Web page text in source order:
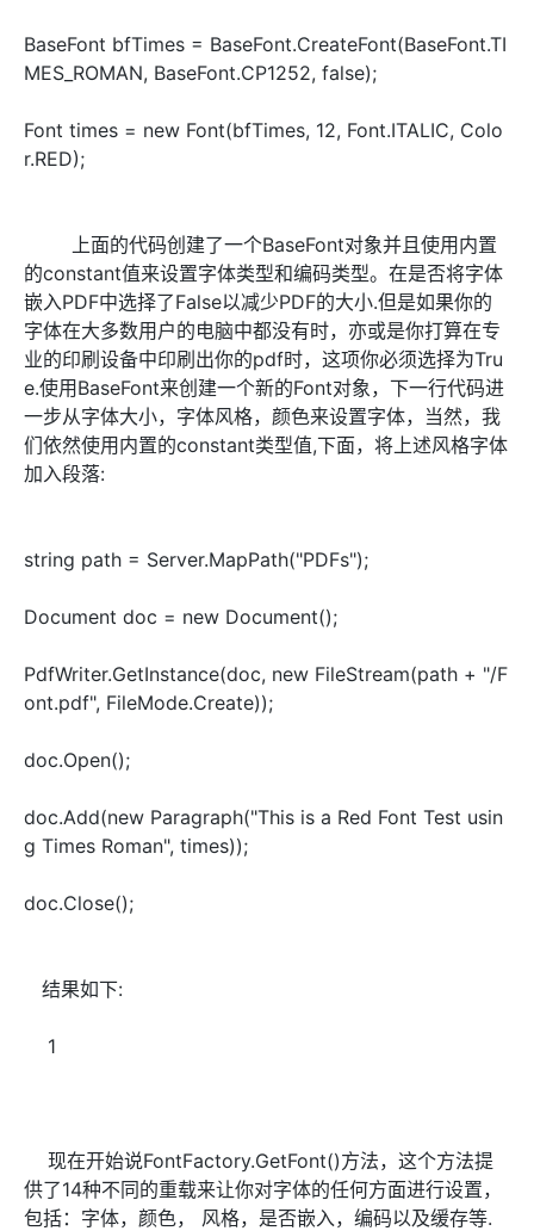
BaseFont bfTimes = BaseFont.CreateFont(BaseFont.TI
MES_ROMAN, BaseFont.CP1252, false);
Font times = new Font(bfTimes, 12, Font.ITALIC, Colo
r.RED);
上面的代码创建了一个BaseFont对象并且使用内置
的constant值来设置字体类型和编码类型。在是否将字体
嵌入PDF中选择了False以减少PDF的大小.但是如果你的
字体在大多数用户的电脑中都没有时，亦或是你打算在专
业的印刷设备中印刷出你的pdf时，这项你必须选择为Tru
e.使用BaseFont来创建一个新的Font对象，下一行代码进
一步从字体大小，字体风格，颜色来设置字体，当然，我
们依然使用内置的constant类型值,下面，将上述风格字体
加入段落:
string path = Server.MapPath("PDFs");
Document doc = new Document();
PdfWriter.GetInstance(doc, new FileStream(path + "/F
ont.pdf", FileMode.Create));
doc.Open();
doc.Add(new Paragraph("This is a Red Font Test usin
g Times Roman", times));
doc.Close();
结果如下:
1
现在开始说FontFactory.GetFont()方法，这个方法提
供了14种不同的重载来让你对字体的任何方面进行设置，
包括：字体，颜色， 风格，是否嵌入，编码以及缓存等.